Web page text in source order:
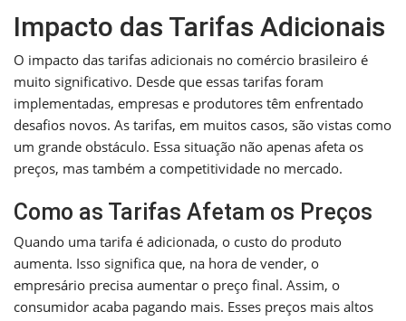
Impacto das Tarifas Adicionais
O impacto das tarifas adicionais no comércio brasileiro é
muito significativo. Desde que essas tarifas foram
implementadas, empresas e produtores têm enfrentado
desafios novos. As tarifas, em muitos casos, são vistas como
um grande obstáculo. Essa situação não apenas afeta os
preços, mas também a competitividade no mercado.
Como as Tarifas Afetam os Preços
Quando uma tarifa é adicionada, o custo do produto
aumenta. Isso significa que, na hora de vender, o
empresário precisa aumentar o preço final. Assim, o
consumidor acaba pagando mais. Esses preços mais altos